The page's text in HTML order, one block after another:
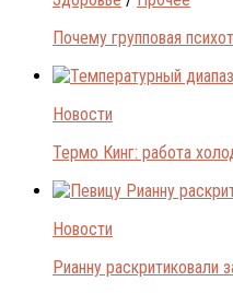
Почему групповая
Новости
Термо Кинг: работа
Новости
Рианну